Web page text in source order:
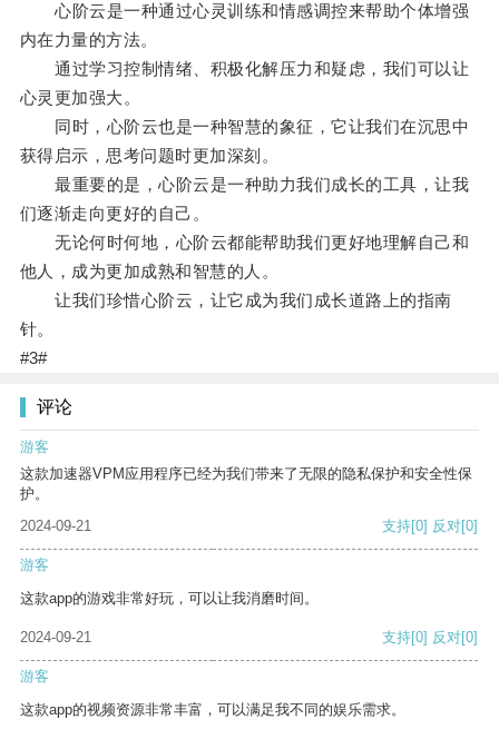
心阶云是一种通过心灵训练和情感调控来帮助个体增强
内在力量的方法。
通过学习控制情绪、积极化解压力和疑虑，我们可以让
心灵更加强大。
同时，心阶云也是一种智慧的象征，它让我们在沉思中
获得启示，思考问题时更加深刻。
最重要的是，心阶云是一种助力我们成长的工具，让我
们逐渐走向更好的自己。
无论何时何地，心阶云都能帮助我们更好地理解自己和
他人，成为更加成熟和智慧的人。
让我们珍惜心阶云，让它成为我们成长道路上的指南
针。
#3#
评论
游客
这款加速器VPM应用程序已经为我们带来了无限的隐私保护和安全性保
护。
2024-09-21
支持[0] 反对[0]
游客
这款app的游戏非常好玩，可以让我消磨时间。
2024-09-21 支持[0] 反对[0]
游客
这款app的视频资源非常丰富，可以满足我不同的娱乐需求。